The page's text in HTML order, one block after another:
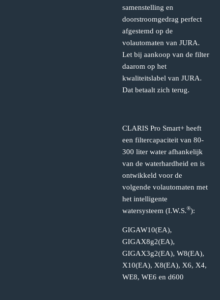
samenstelling en
doorstroomgedrag perfect
afgestemd op de
volautomaten van JURA.
Let bij aankoop van de filter
daarom op het
kwaliteitslabel van JURA.
Dat betaalt zich terug.
CLARIS Pro Smart+ heeft
een filtercapaciteit van 80-
300 liter water afhankelijk
van de waterhardheid en is
ontwikkeld voor de
volgende volautomaten met
het intelligente
watersysteem (I.W.S.®):
GIGAW10(EA),
GIGAX8g2(EA),
GIGAX3g2(EA), W8(EA),
X10(EA), X8(EA), X6, X4,
WE8, WE6 en d600